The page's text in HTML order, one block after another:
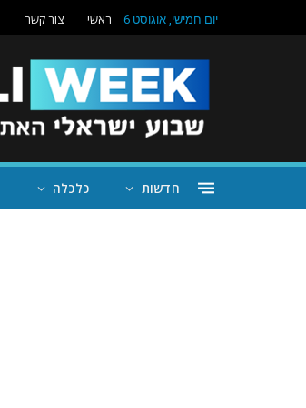
יום חמישי, אוגוסט 6 ראשי צור קשר
חדשות כלכלה